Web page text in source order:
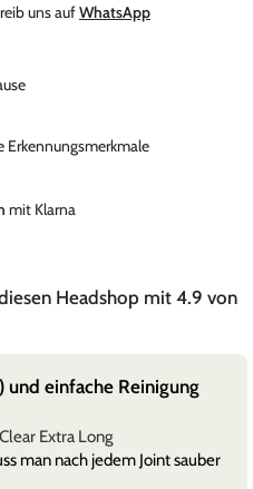
uns aufWhatsApp
Erkennungsmerkmale
mit Klarna
Headshop mit 4.9 von
und einfache Reinigung
Extra Long
man nach jedem Joint sauber